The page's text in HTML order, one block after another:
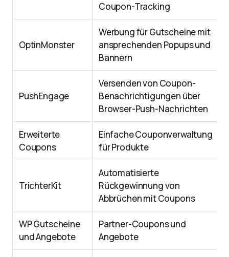
Coupon-Tracking
OptinMonster
Werbung für Gutscheine mit
ansprechenden Popups und
Bannern
PushEngage
Versenden von Coupon-
Benachrichtigungen über
Browser-Push-Nachrichten
Erweiterte
Coupons
Einfache Couponverwaltung
für Produkte
TrichterKit
Automatisierte
Rückgewinnung von
Abbrüchen mit Coupons
WP Gutscheine
und Angebote
Partner-Coupons und
Angebote